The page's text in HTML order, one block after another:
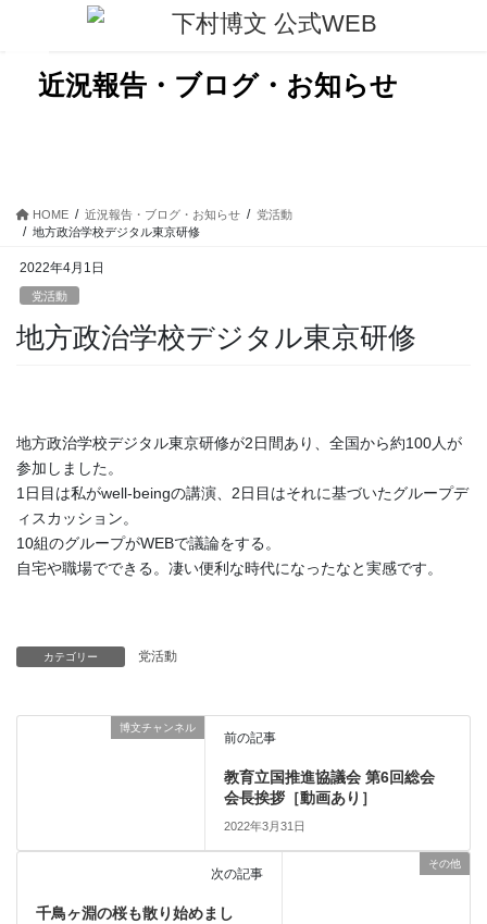
近況報告・ブログ・お知らせ
HOME 近況報告・ブログ・お知らせ
党活動
地方政治学校デジタル東京研修
2022年4月1日
党活動
地方政治学校デジタル東京研修
地方政治学校デジタル東京研修が2日間あり、全国から約100人が
参加しました。
1日目は私がwell-beingの講演、2日目はそれに基づいたグループデ
ィスカッション。
10組のグループがWEBで議論をする。
自宅や職場でできる。凄い便利な時代になったなと実感です。
カテゴリー 党活動
博文チャンネル
前の記事
教育立国推進協議会 第6回総会
会長挨拶［動画あり］
2022年3月31日
その他
次の記事
千鳥ヶ淵の桜も散り始めまし